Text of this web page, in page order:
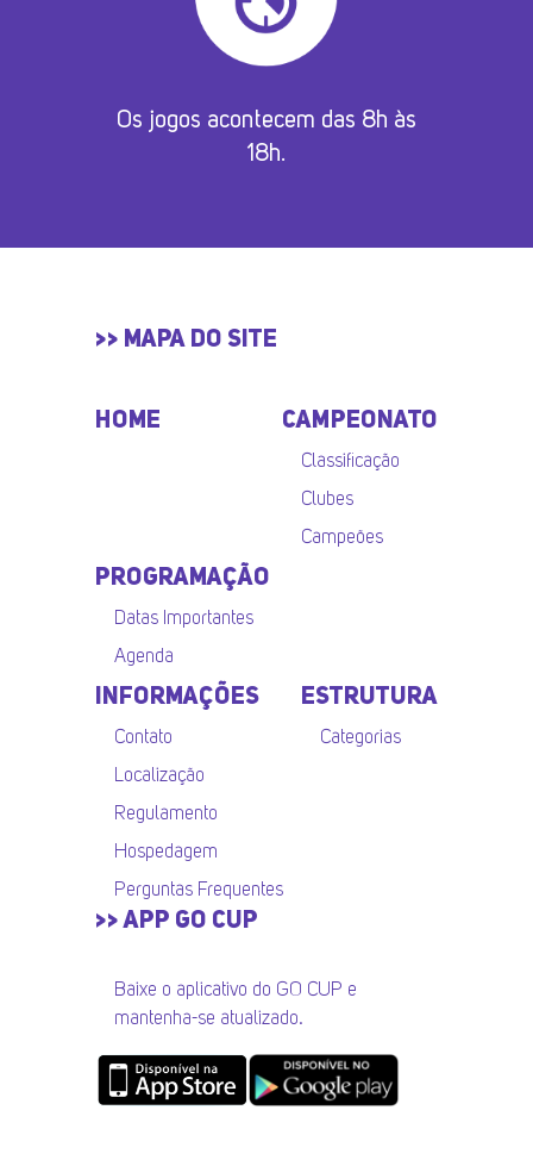
Os jogos acontecem das 8h às
18h.
>> MAPA DO SITE
HOME CAMPEONATO
Classificação
Clubes
Campeões
PROGRAMAÇÃO
Datas Importantes
Agenda
INFORMAÇÕES
Contato
Localização
Regulamento
Hospedagem
Perguntas Frequentes
ESTRUTURA
Categorias
>> APP GO CUP
Baixe o aplicativo do GO CUP e
mantenha-se atualizado.